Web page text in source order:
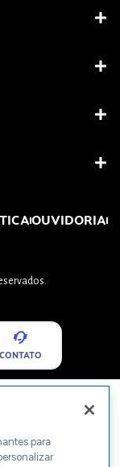
OUVIDORIA
CONTATO
para